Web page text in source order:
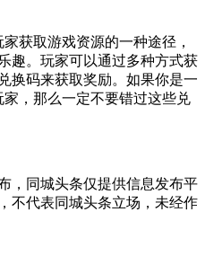
获取游戏资源的一种途径，
趣。玩家可以通过多种方式获
换码来获取奖励。如果你是一
，那么一定不要错过这些兑
，同城头条仅提供信息发布平
不代表同城头条立场，未经作